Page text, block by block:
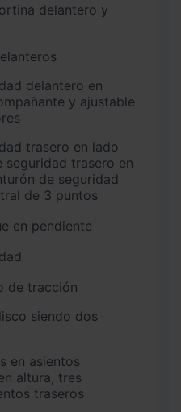
y ajustable
trasero en
de seguridad
de 3 puntos
en pendiente
de tracción
altura, tres
traseros